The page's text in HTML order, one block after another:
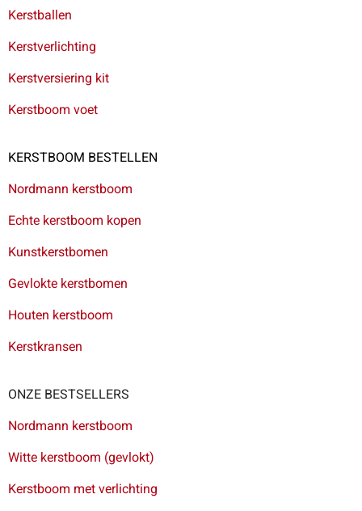
Kerstballen
Kerstverlichting
Kerstversiering kit
Kerstboom voet
KERSTBOOM BESTELLEN
Nordmann kerstboom
Echte kerstboom kopen
Kunstkerstbomen
Gevlokte kerstbomen
Houten kerstboom
Kerstkransen
ONZE BESTSELLERS
Nordmann kerstboom
Witte kerstboom (gevlokt)
Kerstboom met verlichting